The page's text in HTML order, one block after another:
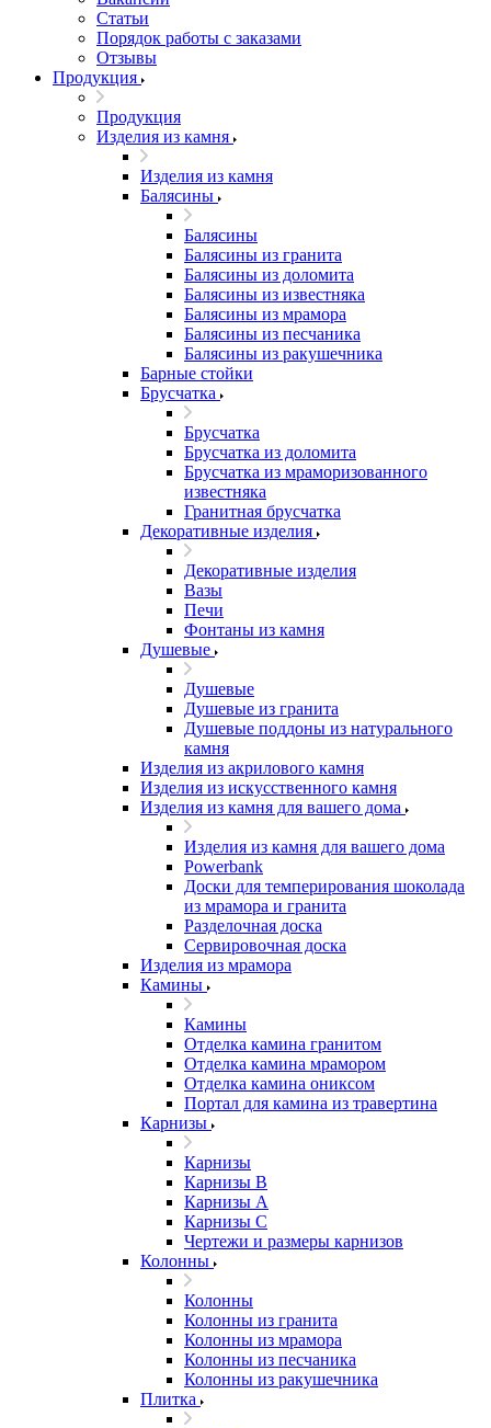
Статьи
Порядок работы с заказами
Отзывы
Продукция
Продукция
Изделия из камня
Изделия из камня
Балясины
Балясины
Балясины из гранита
Балясины из доломита
Балясины из известняка
Балясины из мрамора
Балясины из песчаника
Балясины из ракушечника
Барные стойки
Брусчатка
Брусчатка
Брусчатка из доломита
Брусчатка из мраморизованного
известняка
Гранитная брусчатка
Декоративные изделия
Декоративные изделия
Вазы
Печи
Фонтаны из камня
Душевые
Душевые
Душевые из гранита
Душевые поддоны из натурального
камня
Изделия из акрилового камня
Изделия из искусственного камня
Изделия из камня для вашего дома
Изделия из камня для вашего дома
Powerbank
Доски для темперирования шоколада
из мрамора и гранита
Разделочная доска
Сервировочная доска
Изделия из мрамора
Камины
Камины
Отделка камина гранитом
Отделка камина мрамором
Отделка камина ониксом
Портал для камина из травертина
Карнизы
Карнизы
Карнизы B
Карнизы А
Карнизы С
Чертежи и размеры карнизов
Колонны
Колонны
Колонны из гранита
Колонны из мрамора
Колонны из песчаника
Колонны из ракушечника
Плитка